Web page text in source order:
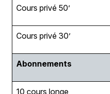
Cours privé 50’
Cours privé 30’
Abonnements
10 cours longe